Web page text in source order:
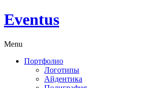
Eventus
Menu
Портфолио
Логотипы
Айдентика